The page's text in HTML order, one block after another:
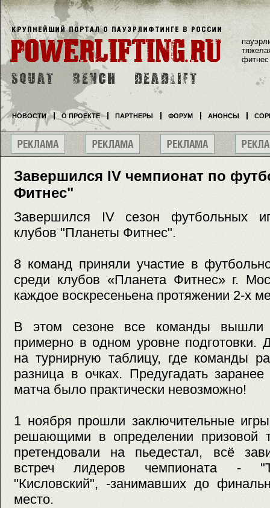
Завершился IV чемпионат по
Фитнес"
Завершился IV сезон футбольных
клубов "Планеты Фитнес".
8 команд приняли участие в
среди клубов «Планета Фитнес» г.
каждое воскресеньена протяжении 2-х
В этом сезоне все команды
примерно в одном уровне подготовки.
на турнирную таблицу, где команды
разница в очках. Предугадать
матча было практически невозможно!
1 ноября прошли заключительные
решающими в определении призовой
претендовали на пьедестал, всё
встреч лидеров чемпионата -
"Кисловский", -занимавших до
место.
фитнес
НОВОСТИ О ПРОЕКТЕ ПАРТНЕРЫ ФОРУМ АНОНСЫ